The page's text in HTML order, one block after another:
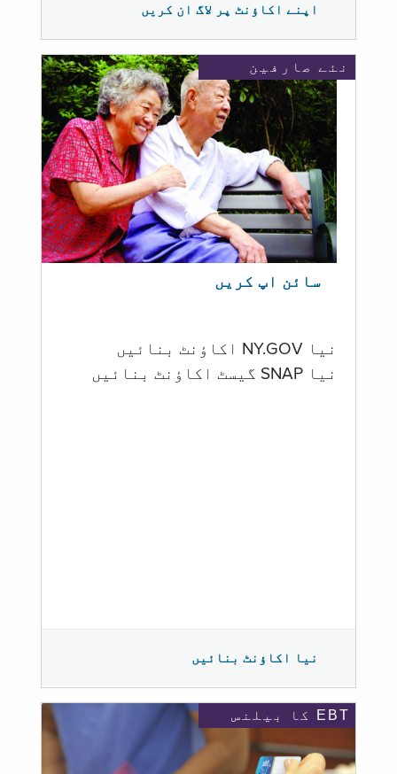
اپنے اکاؤنٹ پر لاگ ان کریں
نئے صارفین
سائن اپ کریں
نیا NY.GOV اکاؤنٹ بنائیں
نیا SNAP گیسٹ اکاؤنٹ بنائیں
نیا اکاؤنٹ بنائیں
EBT کا بیلنس